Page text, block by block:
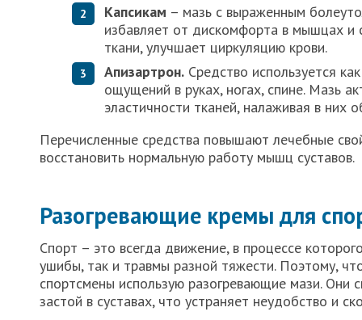
Капсикам – мазь с выраженным
избавляет от дискомфорта в мышцах и
ткани, улучшает циркуляцию крови.
Апизартрон. Средство используется
ощущений в руках, ногах, спине. Мазь
эластичности тканей, налаживая в них
Перечисленные средства повышают лечебные
восстановить нормальную работу мышц суставов.
Разогревающие кремы для
Спорт – это всегда движение, в процессе
ушибы, так и травмы разной тяжести. Поэтому,
спортсмены использую разогревающие мази.
застой в суставах, что устраняет неудобство и